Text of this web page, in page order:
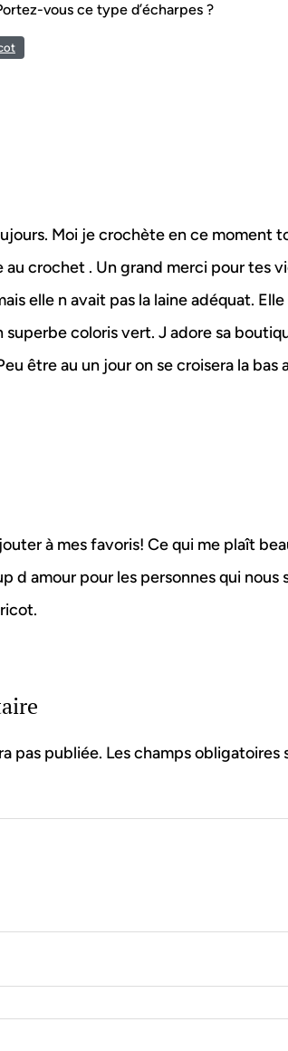
vous ce type d’écharpes ?
Moi je crochète en ce moment
au crochet . Un grand merci pour tes
elle n avait pas la laine adéquat.
superbe coloris vert. J adore sa
être au un jour on se croisera la bas
à mes favoris! Ce qui me plaît
d amour pour les personnes qui nous
pas publiée. Les champs obligatoires